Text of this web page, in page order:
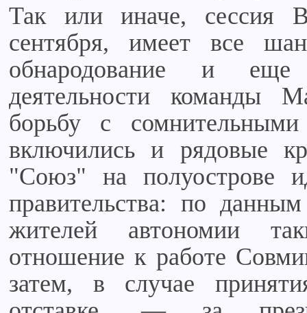
Так или иначе, сессия
сентября, имеет все
обнародование и
деятельности команды
борьбу с
включились и рядовые
"Союз" на полуострове
правительства: по
жителей автономии
отношение к работе
затем, в случае